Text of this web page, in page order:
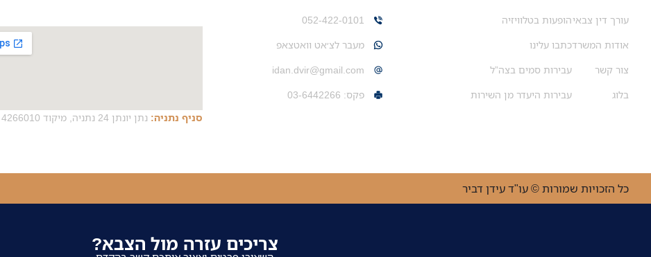
עורך דין צבאי
אודות המשרד
צור קשר
בלוג
הופעות בטלוויזיה
כתבו עלינו
עבירות סמים בצה”ל
עבירות היעדר מן השירות
052-422-0101
מעבר לצ׳אט וואטצאפ
idan.dvir@gmail.com
פקס: 03-6442266
סניף נתניה: נתן יונתן 24 נתניה, מיקוד 4266010
כל הזכויות שמורות © עו"ד עידן דביר
צריכים עזרה מול הצבא?